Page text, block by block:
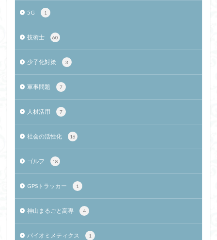
5G 1
技術士 60
少子化対策 3
軍事問題 7
人材活用 7
社会の活性化 16
ゴルフ 18
GPSトラッカー 1
神山まるごと高専 4
バイオミメティクス 1